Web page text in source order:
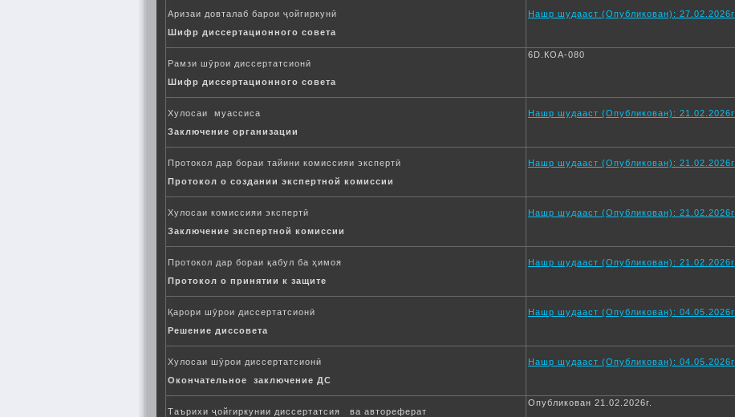
Аризаи довталаб барои ҷойгиркунӣ
Шифр диссертационного совета
Нашр шудааст (Опубликован): 27.02.2026г.
Рамзи шӯрои диссертатсионӣ
Шифр диссертационного совета
6D.КОА-080
Хулосаи муассиса
Заключение организации
Нашр шудааст (Опубликован): 21.02.2026г.
Протокол дар бораи тайини комиссияи экспертӣ
Протокол о создании экспертной комиссии
Нашр шудааст (Опубликован): 21.02.2026г.
Хулосаи комиссияи экспертӣ
Заключение экспертной комиссии
Нашр шудааст (Опубликован): 21.02.2026г.
Протокол дар бораи қабул ба ҳимоя
Протокол о принятии к защите
Нашр шудааст (Опубликован): 21.02.2026г.
Қарори шӯрои диссертатсионӣ
Решение диссовета
Нашр шудааст (Опубликован): 04.05.2026г.
Хулосаи шӯрои диссертатсионӣ
Окончательное заключение ДС
Нашр шудааст (Опубликован): 04.05.2026г.
Таърихи ҷойгиркунии диссертатсия ва автореферат
Опубликован 21.02.2026г.